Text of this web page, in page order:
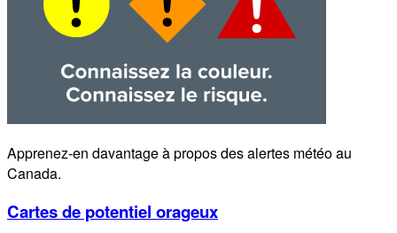
Apprenez-en davantage à propos des alertes météo au
Canada.
Cartes de potentiel orageux